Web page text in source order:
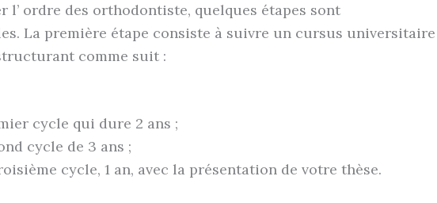
l’ ordre des orthodontiste, quelques étapes sont
La première étape consiste à suivre un cursus universitaire
comme suit :
cycle qui dure 2 ans ;
cycle de 3 ans ;
cycle, 1 an, avec la présentation de votre thèse.